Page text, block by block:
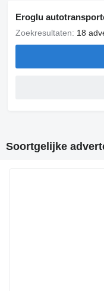
Eroglu
Zoekresultaten: 18
Soortgelijke